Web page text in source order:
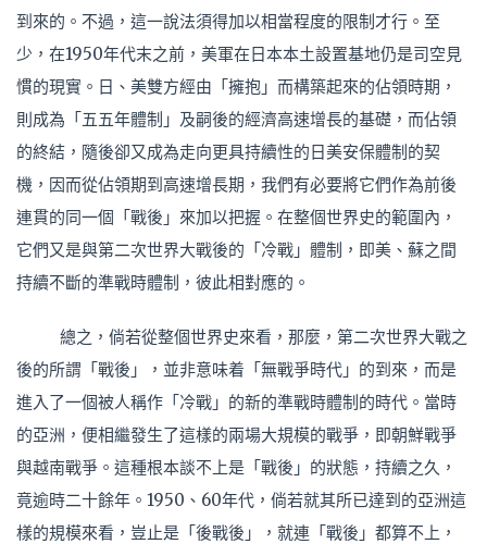
到來的。不過，這一說法須得加以相當程度的限制才行。至
少，在1950年代末之前，美軍在日本本土設置基地仍是司空見
慣的現實。日、美雙方經由「擁抱」而構築起來的佔領時期，
則成為「五五年體制」及嗣後的經濟高速增長的基礎，而佔領
的終結，隨後卻又成為走向更具持續性的日美安保體制的契
機，因而從佔領期到高速增長期，我們有必要將它們作為前後
連貫的同一個「戰後」來加以把握。在整個世界史的範圍內，
它們又是與第二次世界大戰後的「冷戰」體制，即美、蘇之間
持續不斷的準戰時體制，彼此相對應的。
總之，倘若從整個世界史來看，那麼，第二次世界大戰之
後的所謂「戰後」，並非意味着「無戰爭時代」的到來，而是
進入了一個被人稱作「冷戰」的新的準戰時體制的時代。當時
的亞洲，便相繼發生了這樣的兩場大規模的戰爭，即朝鮮戰爭
與越南戰爭。這種根本談不上是「戰後」的狀態，持續之久，
竟逾時二十餘年。1950、60年代，倘若就其所已達到的亞洲這
樣的規模來看，豈止是「後戰後」，就連「戰後」都算不上，